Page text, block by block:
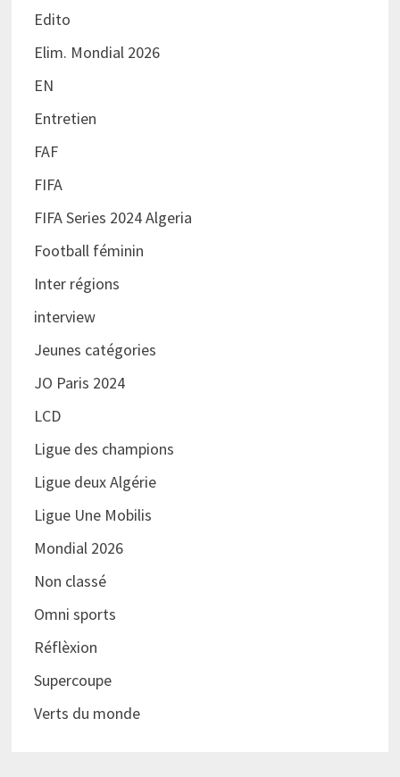
Edito
Elim. Mondial 2026
EN
Entretien
FAF
FIFA
FIFA Series 2024 Algeria
Football féminin
Inter régions
interview
Jeunes catégories
JO Paris 2024
LCD
Ligue des champions
Ligue deux Algérie
Ligue Une Mobilis
Mondial 2026
Non classé
Omni sports
Réflèxion
Supercoupe
Verts du monde